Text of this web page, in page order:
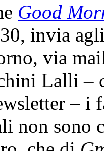
Good
invia
via
Lalli –
– i
non sono